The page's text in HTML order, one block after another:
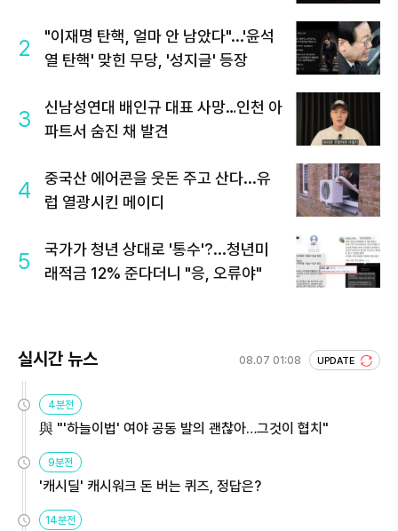
2
"이재명 탄핵, 얼마 안 남았다"...'윤석
열 탄핵' 맞힌 무당, '성지글' 등장
3
신남성연대 배인규 대표 사망…인천 아
파트서 숨진 채 발견
4
중국산 에어콘을 웃돈 주고 산다...유
럽 열광시킨 메이디
5
국가가 청년 상대로 '통수'?...청년미
래적금 12% 준다더니 "응, 오류야"
실시간 뉴스 08.07 01:08 UPDATE
4분전
與 "'하늘이법' 여야 공동 발의 괜찮아…그것이 협치"
9분전
'캐시딜' 캐시워크 돈 버는 퀴즈, 정답은?
14분전